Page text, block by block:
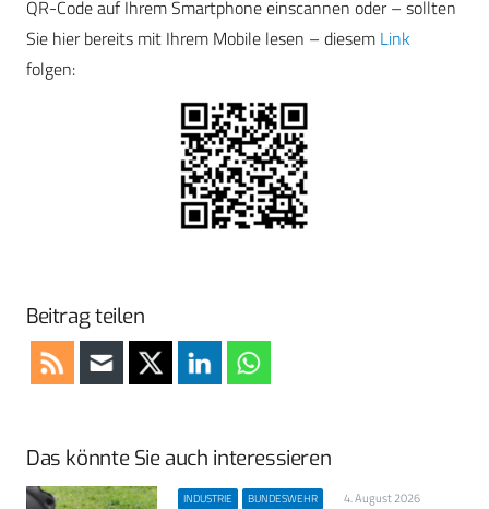
QR-Code auf Ihrem Smartphone einscannen oder – sollten
Sie hier bereits mit Ihrem Mobile lesen – diesem Link
folgen:
Beitrag teilen
Das könnte Sie auch interessieren
INDUSTRIE BUNDESWEHR 4. August 2026